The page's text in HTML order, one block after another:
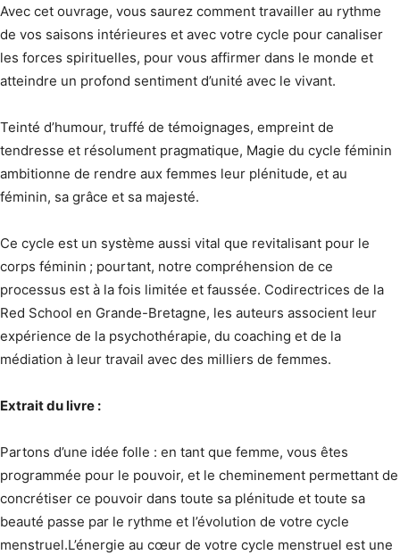
Avec cet ouvrage, vous saurez comment travailler au rythme
de vos saisons intérieures et avec votre cycle pour canaliser
les forces spirituelles, pour vous affirmer dans le monde et
atteindre un profond sentiment d’unité avec le vivant.
Teinté d’humour, truffé de témoignages, empreint de
tendresse et résolument pragmatique, Magie du cycle féminin
ambitionne de rendre aux femmes leur plénitude, et au
féminin, sa grâce et sa majesté.
Ce cycle est un système aussi vital que revitalisant pour le
corps féminin ; pourtant, notre compréhension de ce
processus est à la fois limitée et faussée. Codirectrices de la
Red School en Grande-Bretagne, les auteurs associent leur
expérience de la psychothérapie, du coaching et de la
médiation à leur travail avec des milliers de femmes.
Extrait du livre :
Partons d’une idée folle : en tant que femme, vous êtes
programmée pour le pouvoir, et le cheminement permettant de
concrétiser ce pouvoir dans toute sa plénitude et toute sa
beauté passe par le rythme et l’évolution de votre cycle
menstruel.L’énergie au cœur de votre cycle menstruel est une